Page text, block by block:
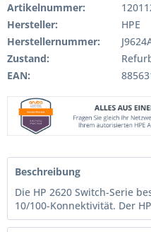
Artikelnummer:
Hersteller:
HPE
Herstellernummer:
Zustand:
EAN:
Beschreibung
Die HP 2620 Switch-Serie
10/100-Konnektivität. Der